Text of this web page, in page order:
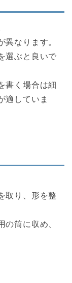
異なります。
選ぶと良いで
書く場合は細
適していま
取り、形を整
の筒に収め、